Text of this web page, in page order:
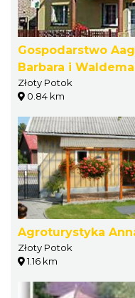
Gospodarstwo
Barbara i
Złoty Potok
0.84 km
Agroturystyka
Złoty Potok
1.16 km